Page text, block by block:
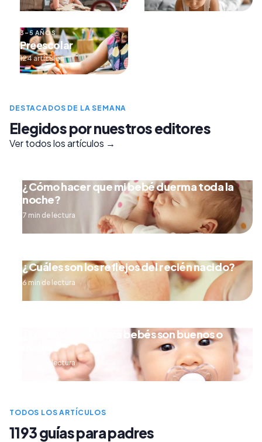
3–5 AÑOS
Preescolar
124 artículos
DESTACADOS DE LA SEMANA
Elegidos por nuestros editores
Ver todos los artículos →
¿Cómo hacer que mi bebé duerma toda la
noche?
7 min de lectura
¿Cuáles son los reflejos del recién nacido?
6 min de lectura
¿Los chupones para bebés son buenos o
malos?
5 min de lectura
TODOS LOS ARTÍCULOS
1193 guías para padres